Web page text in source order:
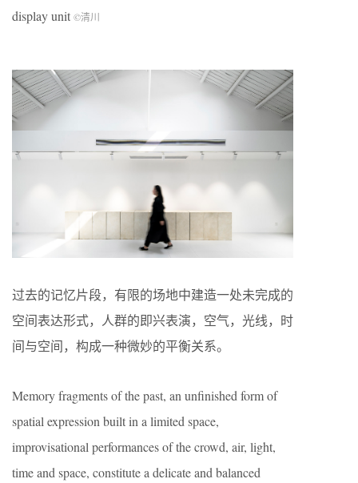
display unit ©清川
过去的记忆片段，有限的场地中建造一处未完成的
空间表达形式，人群的即兴表演，空气，光线，时
间与空间，构成一种微妙的平衡关系。
Memory fragments of the past, an unfinished form of
spatial expression built in a limited space,
improvisational performances of the crowd, air, light,
time and space, constitute a delicate and balanced